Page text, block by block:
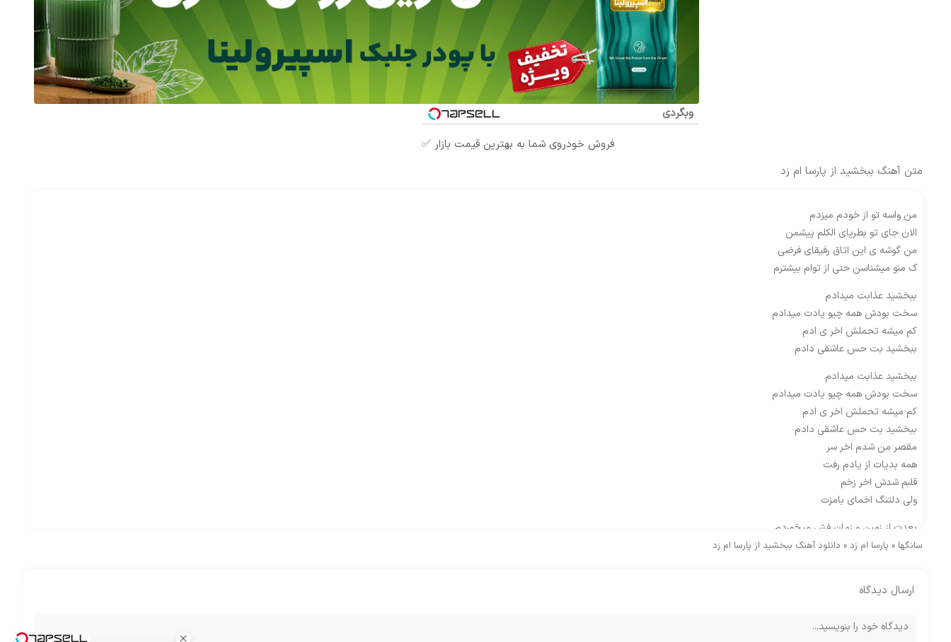
وبگردی
فروش خودروی شما به بهترین قیمت بازار ✅
متن آهنگ ببخشید از پارسا ام زد
من واسه تو از خودم میزدم
الان جای تو بطریای الکلم پیشمن
من گوشه ی این اتاق رفیقای فرضی
ک منو میشناسن حتی از توام بیشترم
ببخشید عذابت میدادم
سخت بودش همه چیو یادت میدادم
کم میشه تحملش اخر ی ادم
ببخشید بت حس عاشقی دادم
ببخشید عذابت میدادم
سخت بودش همه چیو یادت میدادم
کم میشه تحملش اخر ی ادم
ببخشید بت حس عاشقی دادم
مقصر من شدم اخر سر
همه بدیات از یادم رفت
قلبم شدش اخر زخم
ولی دلتنگ اخمای بامزت
بعدت از زمین و زمان فش میخوردم
تازه قطع کردم تا چن وقت قرص میخوردم
بعدشم هرچی گفتی گفتم
میدونم برات کامل نبودم
اصن تو راس میگی من ک عاشق نبودم
سانگها » پارسا ام زد » دانلود آهنگ ببخشید از پارسا ام زد
ارسال دیدگاه